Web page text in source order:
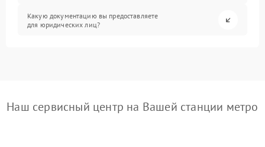
Какую документацию вы предоставляете
для юридических лиц?
Наш сервисный центр на Вашей станции метро